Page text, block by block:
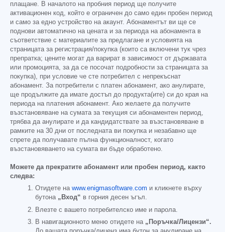
плащане. В началото на пробния период ще получите
активационен код, който е ограничен до само един пробен период
и само за едно устройство на акаунт. Абонаментът ви ще се
поднови автоматично на цената и за периода на абонамента в
съответствие с материалите за предлагане и условията на
страницата за регистрация/покупка (които са включени тук чрез
препратка; цените могат да варират в зависимост от държавата
или промоцията, за да се посочат подробности за страницата за
покупка), при условие че сте потребител с непрекъснат
абонамент. За потребители с платен абонамент, ако анулирате,
ще продължите да имате достъп до продукта(ите) си до края на
периода на платения абонамент. Ако желаете да получите
възстановяване на сумата за текущия си абонаментен период,
трябва да анулирате и да кандидатствате за възстановяване в
рамките на 30 дни от последната ви покупка и незабавно ще
спрете да получавате пълна функционалност, когато
възстановяването на сумата ви бъде обработено.
Можете да прекратите абонамент или пробен период, както
следва:
Отидете на www.enigmasoftware.com и кликнете върху
бутона „Вход“ в горния десен ъгъл.
Влезте с вашето потребителско име и парола.
В навигационното меню отидете на „Поръчка/Лицензи“.